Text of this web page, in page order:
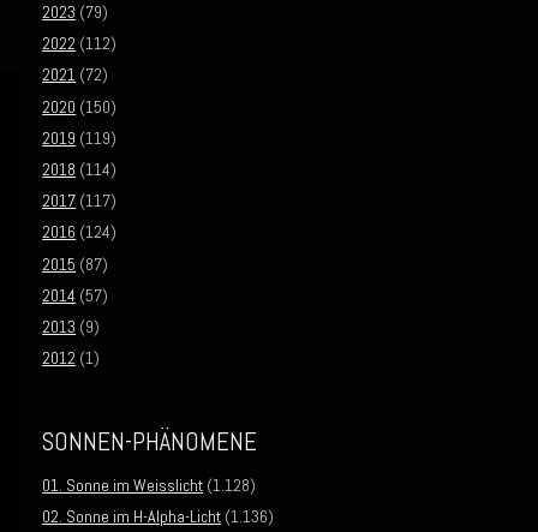
2023 (79)
2022 (112)
2021 (72)
2020 (150)
2019 (119)
2018 (114)
2017 (117)
2016 (124)
2015 (87)
2014 (57)
2013 (9)
2012 (1)
SONNEN-PHÄNOMENE
01. Sonne im Weisslicht (1.128)
02. Sonne im H-Alpha-Licht (1.136)